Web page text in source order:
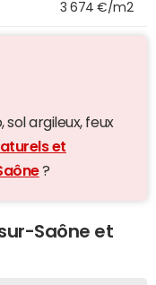
3 674 €/m2
sol argileux, feux
et
?
Saône et